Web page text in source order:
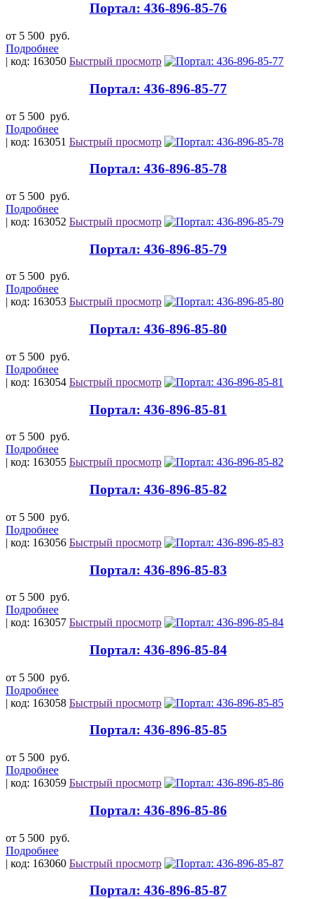
Портал: 436-896-85-76
от 5 500 руб.
Подробнее
| код: 163050 Быстрый просмотр
Портал: 436-896-85-77
от 5 500 руб.
Подробнее
| код: 163051 Быстрый просмотр
Портал: 436-896-85-78
от 5 500 руб.
Подробнее
| код: 163052 Быстрый просмотр
Портал: 436-896-85-79
от 5 500 руб.
Подробнее
| код: 163053 Быстрый просмотр
Портал: 436-896-85-80
от 5 500 руб.
Подробнее
| код: 163054 Быстрый просмотр
Портал: 436-896-85-81
от 5 500 руб.
Подробнее
| код: 163055 Быстрый просмотр
Портал: 436-896-85-82
от 5 500 руб.
Подробнее
| код: 163056 Быстрый просмотр
Портал: 436-896-85-83
от 5 500 руб.
Подробнее
| код: 163057 Быстрый просмотр
Портал: 436-896-85-84
от 5 500 руб.
Подробнее
| код: 163058 Быстрый просмотр
Портал: 436-896-85-85
от 5 500 руб.
Подробнее
| код: 163059 Быстрый просмотр
Портал: 436-896-85-86
от 5 500 руб.
Подробнее
| код: 163060 Быстрый просмотр
Портал: 436-896-85-87